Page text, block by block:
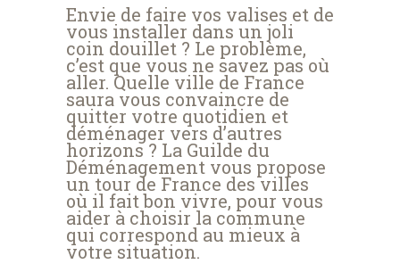
Envie de faire vos valises et de
vous installer dans un joli
coin douillet ? Le problème,
c’est que vous ne savez pas où
aller. Quelle ville de France
saura vous convaincre de
quitter votre quotidien et
déménager vers d’autres
horizons ? La Guilde du
Déménagement vous propose
un tour de France des villes
où il fait bon vivre, pour vous
aider à choisir la commune
qui correspond au mieux à
votre situation.